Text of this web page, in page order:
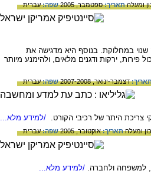
ומעלהתאריך:ספטמבר, 2005 שפה:עברית
במחלוקת. בנוסף היא מדגישה את
ירקות ודגנים מלאים, ולהימנע מיותר
דצמבר-ינואר, 2007-2008 שפה:עברית
צריכת היתר של רכיבי הקורט. /למידע מלא...
ומעלהתאריך:אוקטובר, 2005 שפה:עברית
למשפחה ולחברה. /למידע מלא...